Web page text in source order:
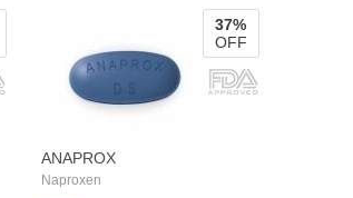
ANAPROX
Naproxen
37%
OFF